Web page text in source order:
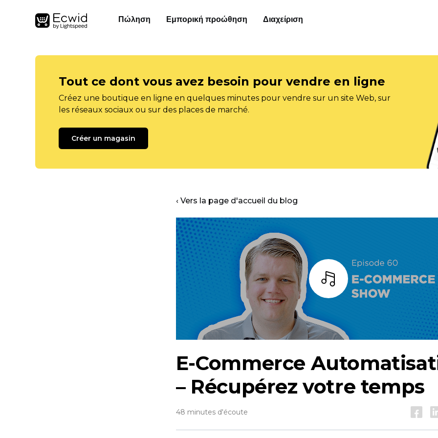
Πώληση Εμπορική προώθηση Διαχείριση
Tout ce dont vous avez besoin pour vendre en ligne
Créez une boutique en ligne en quelques minutes pour vendre sur un site Web, sur
les réseaux sociaux ou sur des places de marché.
Créer un magasin
‹ Vers la page d'accueil du blog
E-Commerce
– Récupérez votre temps
48 minutes d'écoute